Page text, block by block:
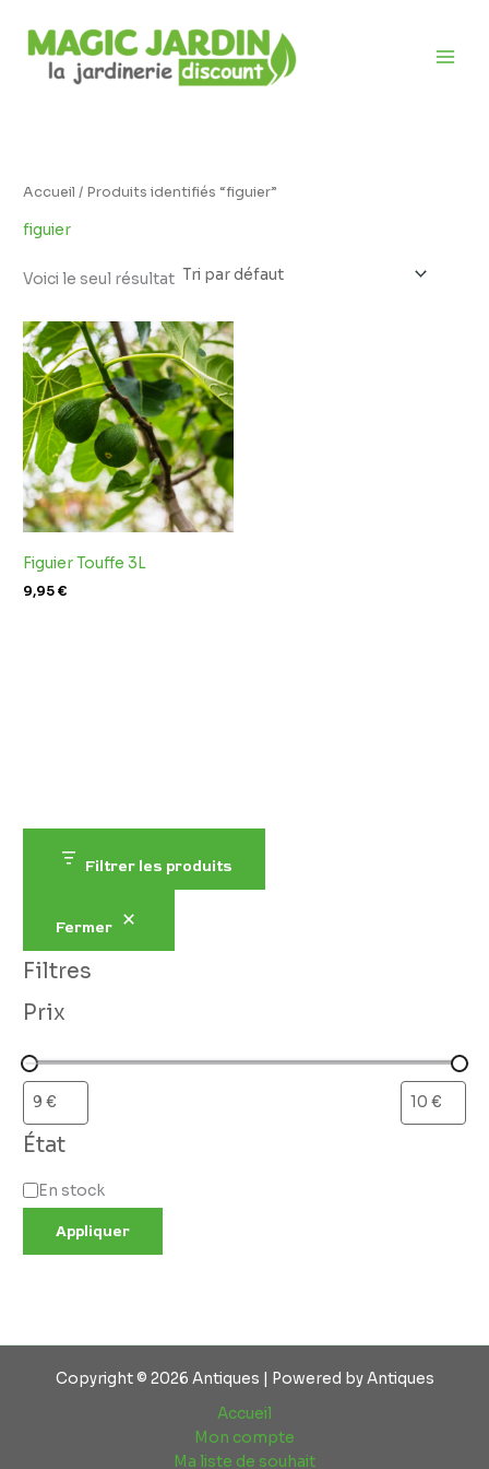
contenu
Filtrer les produits
Fermer
Filtres
Prix
État
i
b
l
t
é
En stock
Appliquer
Accueil / Produits identifiés “figuier”
figuier
Voici le seul résultat
Figuier Touffe 3L
9,95€
Copyright © 2026 Antiques | Powered by Antiques
Accueil
Mon compte
Ma liste de souhait